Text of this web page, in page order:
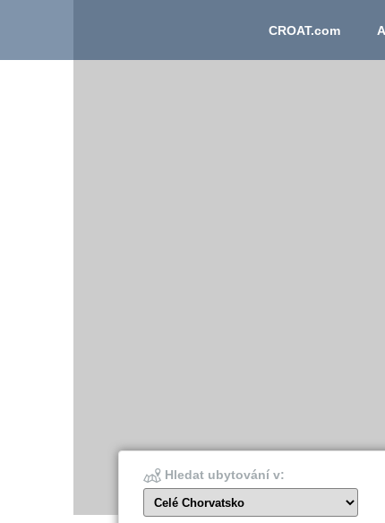
CROAT.com
Hledat ubytování v:
Celé Chorvatsko